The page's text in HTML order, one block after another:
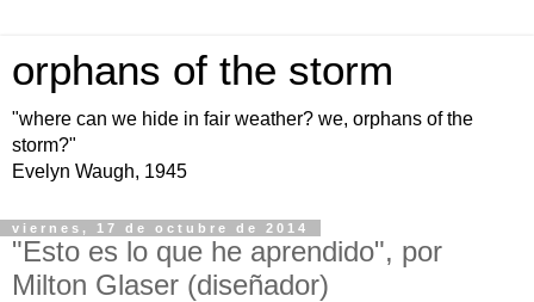
orphans of the storm
"where can we hide in fair weather? we, orphans of the
storm?"
Evelyn Waugh, 1945
viernes, 17 de octubre de 2014
"Esto es lo que he aprendido", por
Milton Glaser (diseñador)